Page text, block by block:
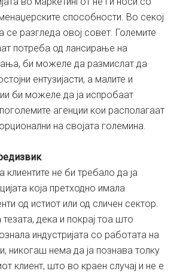
способности. Во секој
се разгледа овој совет. Големите
потреба од лансирање на
би можеле да размислат да
ентузијасти, а малите и
би можеле да ја испробаат
агенции кои располагаат
на својата големина.
клиентите не би требало да ја
која претходно имала
од истиот или од сличен сектор.
дека и покрај тоа што
индустријата со работата на
никогаш нема да ја познава толку
клиент, што во краен случај и не е